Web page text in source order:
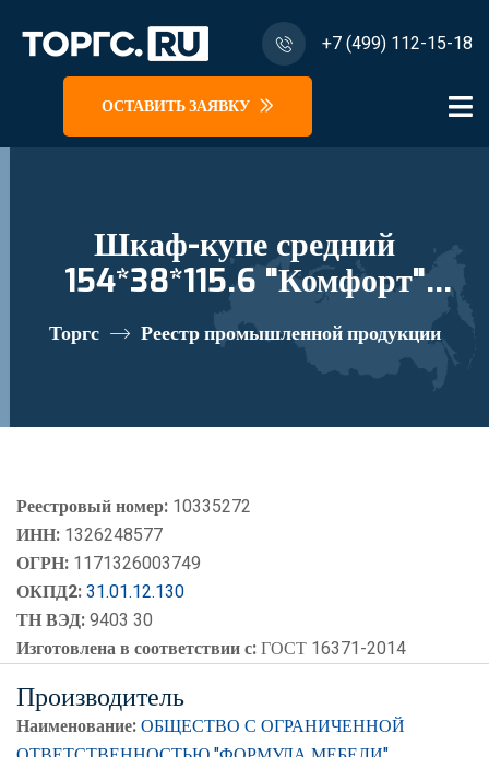
+7 (499) 112-15-18
ОСТАВИТЬ ЗАЯВКУ
Шкаф-купе средний
154*38*115.6 "Комфорт"
К.524 реестровый номер
10335272
Торгс Реестр промышленной продукции
Реестровый номер: 10335272
ИНН: 1326248577
ОГРН: 1171326003749
ОКПД2:31.01.12.130
ТН ВЭД:9403 30
Изготовлена в соответствии с:ГОСТ 16371-2014
Производитель
Наименование:ОБЩЕСТВО С ОГРАНИЧЕННОЙ